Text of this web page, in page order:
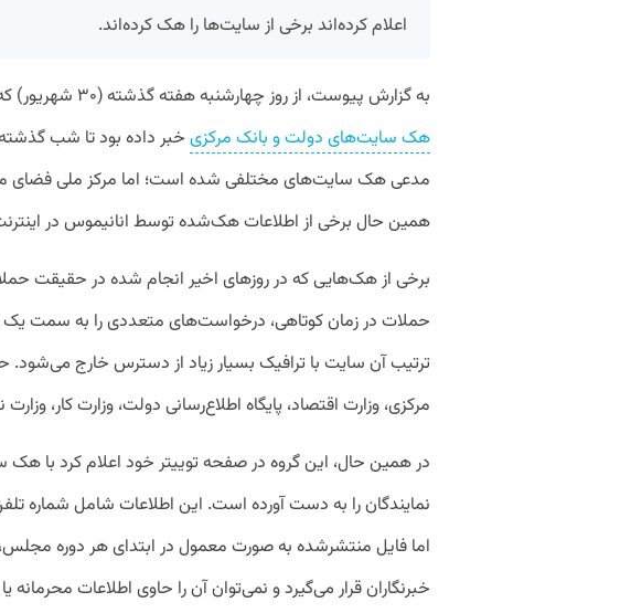
اعلام کرده‌اند برخی از سایت‌ها را هک کرده‌اند.
به گزارش پیوست، از روز چهارشنبه هفته گذشته (۳۰ شهریور) که گروه هکری انانیموس از
هک سایت‌های دولت و بانک مرکزی
مدعی هک سایت‌های مختلفی شده است؛ اما مرکز ملی فضای
همین حال برخی از اطلاعات هک‌شده توسط انانیموس در
حملات در زمان کوتاهی، درخواست‌های متعددی را به سمت یک
ترتیب آن سایت با ترافیک بسیار زیاد از دسترس خارج
مرکزی، وزارت اقتصاد، پایگاه اطلاع‌رسانی دولت، وزارت کار،
در همین حال، این گروه در صفحه توییتر خود اعلام کرد با
نمایندگان را به دست آورده است. این اطلاعات شامل شماره
اما فایل منتشرشده به صورت معمول در ابتدای هر دوره
خبرنگاران قرار می‌گیرد و نمی‌توان آن را حاوی اطلاعات